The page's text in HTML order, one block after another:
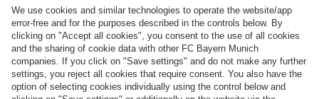
Pagamento e consegna